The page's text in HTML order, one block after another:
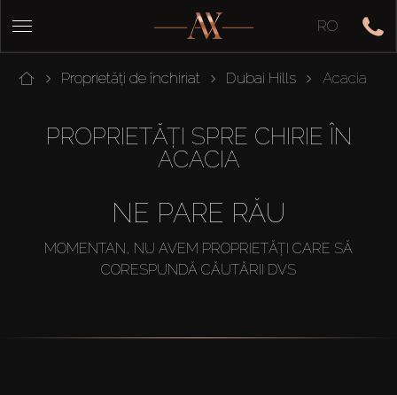
RO
Proprietăți de închiriat Dubai Hills Acacia
PROPRIETĂȚI SPRE CHIRIE ÎN
ACACIA
NE PARE RĂU
MOMENTAN, NU AVEM PROPRIETĂȚI CARE SĂ
CORESPUNDĂ CĂUTĂRII DVS